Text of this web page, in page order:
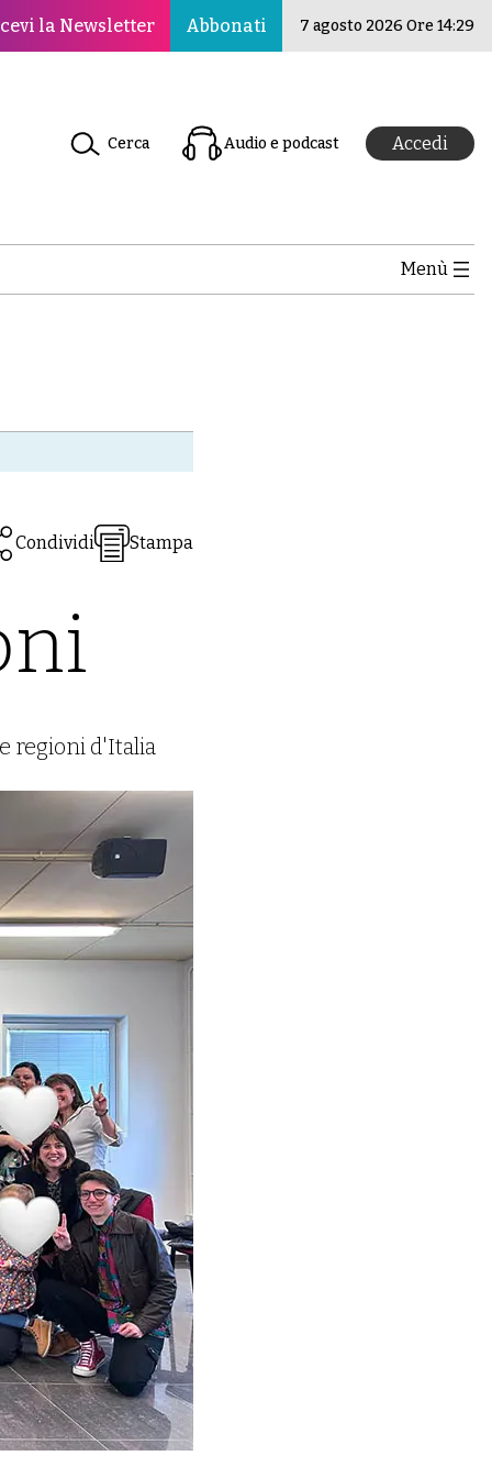
per la pace, la cultura e l’educazione ·Il Nuovo
la Newsletter Abbonati 7 agosto 2026 Ore 14:29
Cerca Audio e podcast Accedi
Menù
Condividi Stampa
regioni d'Italia